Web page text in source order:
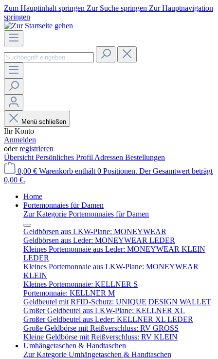
Zum Hauptinhalt springen Zur Suche springen Zur Hauptnavigation
springen
Menü schließen
Ihr Konto
Anmelden
oderregistrieren
Übersicht Persönliches Profil Adressen Bestellungen
0,00 € Warenkorb enthält 0 Positionen. Der Gesamtwert beträgt
0,00 €.
Home
Portemonnaies für Damen
Zur Kategorie Portemonnaies für Damen
Geldbörsen aus LKW-Plane: MONEYWEAR
Geldbörsen aus Leder: MONEYWEAR LEDER
Kleines Portemonnaie aus Leder: MONEYWEAR KLEIN
LEDER
Kleines Portemonnaie aus LKW-Plane: MONEYWEAR
KLEIN
Kleines Portemonnaie: KELLNER S
Portemonnaie: KELLNER M
Geldbeutel mit RFID-Schutz: UNIQUE DESIGN WALLET
Großer Geldbeutel aus LKW-Plane: KELLNER XL
Großer Geldbeutel aus Leder: KELLNER XL LEDER
Große Geldbörse mit Reißverschluss: RV GROSS
Kleine Geldbörse mit Reißverschluss: RV KLEIN
Umhängetaschen & Handtaschen
Zur Kategorie Umhängetaschen & Handtaschen